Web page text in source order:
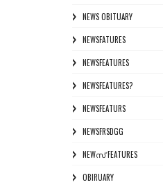
NEWS OBITUARY
NEWSFATURES
NEWSFEATURES
NEWSFEATURES?
NEWSFEATURS
NEWSFRSDGG
NEWസ് FEATURES
OBIRUARY